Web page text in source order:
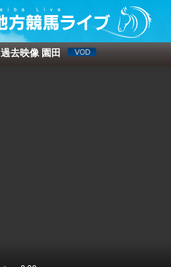
過去映像 園田